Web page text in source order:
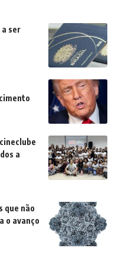
ser
a
que não
o avanço